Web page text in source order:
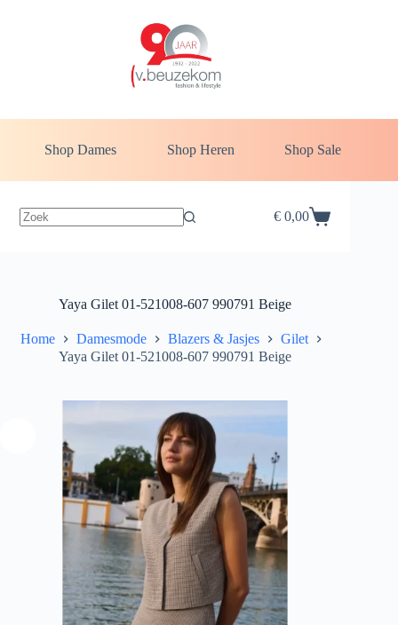
Shop Dames Shop Heren Shop Sale
Winkelwagen
€0,00
Yaya Gilet 01-521008-607 990791 Beige
Home Damesmode Blazers & Jasjes
Gilet
Yaya Gilet 01-521008-607 990791 Beige